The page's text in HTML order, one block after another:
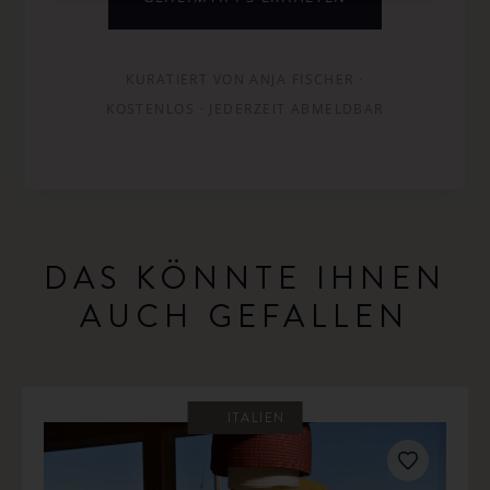
DAS KÖNNTE IHNEN
AUCH GEFALLEN
ITALIEN